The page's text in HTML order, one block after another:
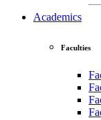
Academics
Faculties